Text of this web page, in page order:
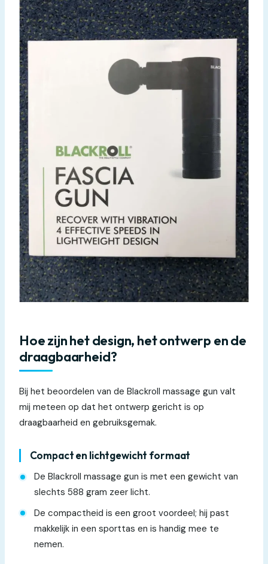
Hoe zijn het design, het ontwerp en de
draagbaarheid?
Bij het beoordelen van de Blackroll massage gun valt
mij meteen op dat het ontwerp gericht is op
draagbaarheid en gebruiksgemak.
Compact en lichtgewicht formaat
De Blackroll massage gun is met een gewicht van
slechts 588 gram zeer licht.
De compactheid is een groot voordeel; hij past
makkelijk in een sporttas en is handig mee te
nemen.